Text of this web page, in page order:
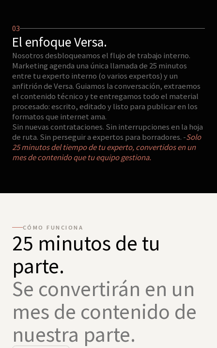
03
El enfoque Versa.
Nosotros desbloqueamos el flujo de trabajo interno.
Marketing agenda una única llamada de 25 minutos
entre tu experto interno (o varios expertos) y un
anfitrión de Versa. Guiamos la conversación, extraemos
el contenido técnico y te entregamos todo el material
procesado: escrito, editado y listo para publicar en los
formatos que internet ama.
Sin nuevas contrataciones. Sin interrupciones en la hoja
de ruta. Sin perseguir a expertos para borradores. -Solo
25 minutos del tiempo de tu experto, convertidos en un
mes de contenido que tu equipo gestiona.
CÓMO FUNCIONA
25 minutos de tu
parte.
Se convertirán en un
mes de contenido de
nuestra parte.